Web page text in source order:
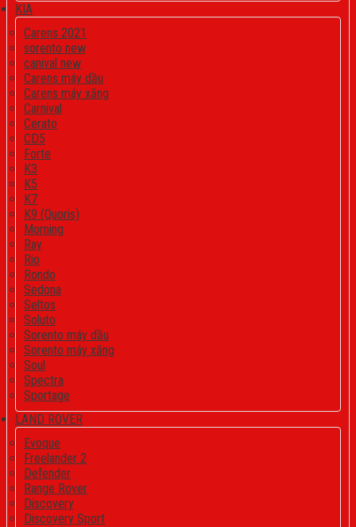
KIA
Carens 2021
sorento new
canival new
Carens máy dầu
Carens máy xăng
Carnival
Cerato
CD5
Forte
K3
K5
K7
K9 (Quoris)
Morning
Ray
Rio
Rondo
Sedona
Seltos
Soluto
Sorento máy dầu
Sorento máy xăng
Soul
Spectra
Sportage
LAND ROVER
Evoque
Freelander 2
Defender
Range Rover
Discovery
Discovery Sport